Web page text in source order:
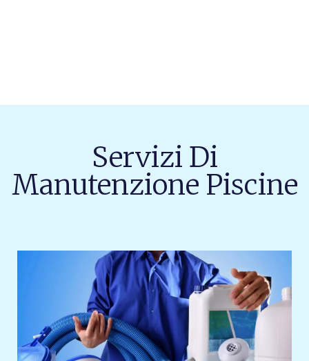
Servizi Di
Manutenzione Piscine